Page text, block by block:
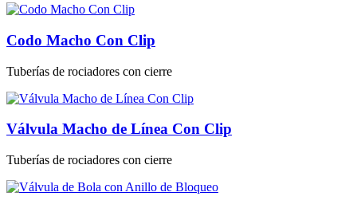
Codo Macho Con Clip
Tuberías de rociadores con cierre
Válvula Macho de Línea Con Clip
Tuberías de rociadores con cierre